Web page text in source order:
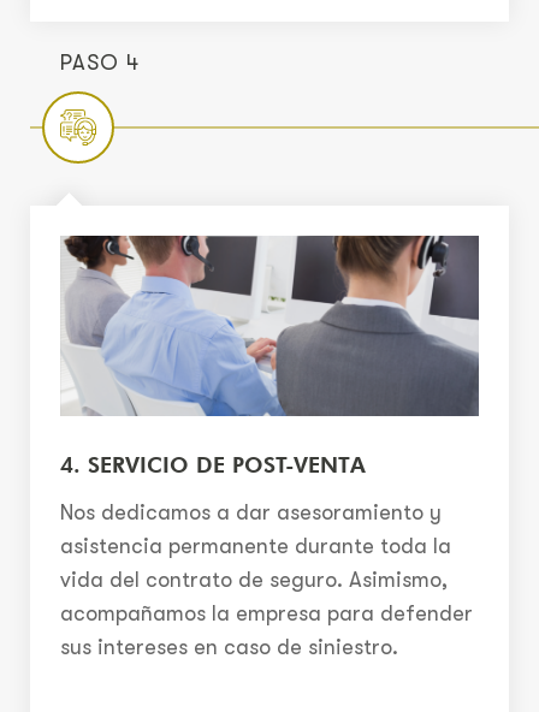
PASO 4
4. SERVICIO DE POST-VENTA
Nos dedicamos a dar asesoramiento y
asistencia permanente durante toda la
vida del contrato de seguro. Asimismo,
acompañamos la empresa para defender
sus intereses en caso de siniestro.